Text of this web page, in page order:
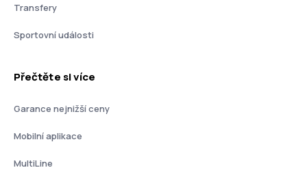
Transfery
Sportovní události
Přečtěte si více
Garance nejnižší ceny
Mobilní aplikace
MultiLine